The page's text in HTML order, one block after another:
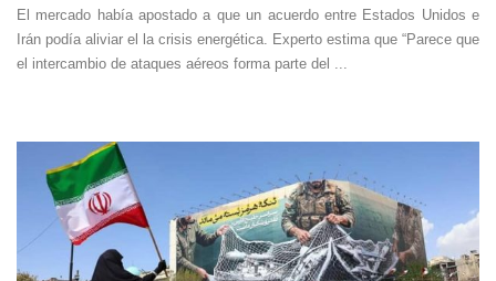
El mercado había apostado a que un acuerdo entre Estados Unidos e
Irán podía aliviar el la crisis energética. Experto estima que “Parece que
el intercambio de ataques aéreos forma parte del ...